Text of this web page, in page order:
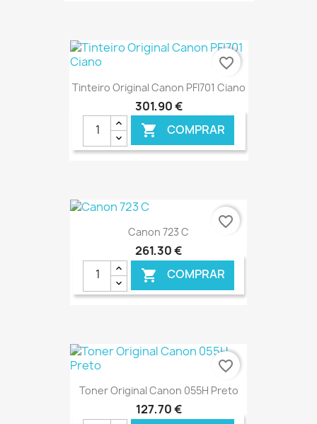
€ ONLINE
Tinteiro Original Canon PFI701 Ciano
301,90 €
 COMPRAR
favorite_border
Canon 723 C
261,30 €
 COMPRAR
€ ONLINE
favorite_border
Toner Original Canon 055H Preto
127,70 €
favorite_border